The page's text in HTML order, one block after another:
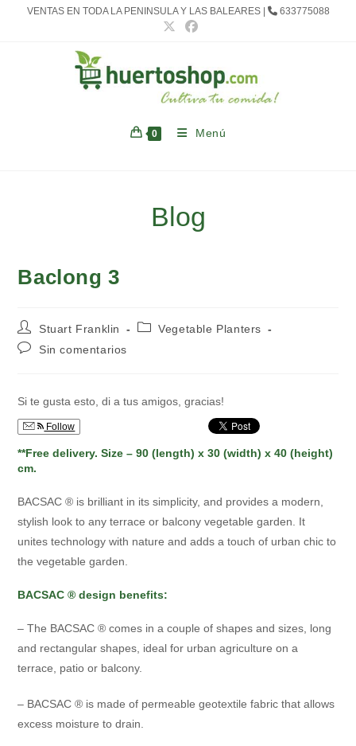
VENTAS EN TODA LA PENINSULA Y LAS BALEARES | 633775088
0 Menú
Blog
Baclong 3
Autor
de
la
Stuart Franklin
Categoría
Vegetable Planters
Comentarios
Sin comentarios
Si te gusta esto, di a tus amigos, gracias!
Follow
**Free delivery. Size – 90 (length) x 30 (width) x 40 (height)
cm.
BACSAC ® is brilliant in its simplicity, and provides a modern,
stylish look to any terrace or balcony vegetable garden. It
unites technology with nature and adds a touch of urban chic to
the vegetable garden.
BACSAC ® design benefits:
– The BACSAC ® comes in a couple of shapes and sizes, long
and rectangular shapes, ideal for urban agriculture on a
terrace, patio or balcony.
– BACSAC ® is made of permeable geotextile fabric that allows
excess moisture to drain.